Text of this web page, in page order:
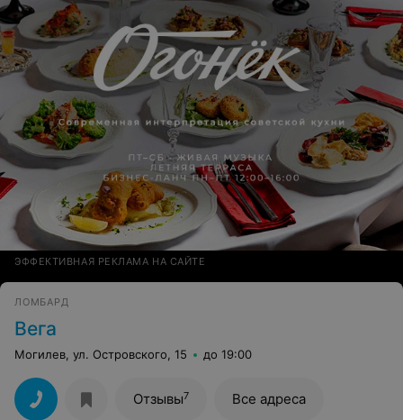
ЭФФЕКТИВНАЯ РЕКЛАМА НА САЙТЕ
ЛОМБАРД
Вега
Могилев, ул. Островского, 15 до 19:00
Отзывы7 Все адреса